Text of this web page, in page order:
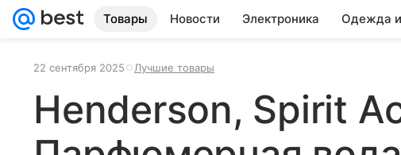
Товары Новости Электроника Одежда
22 сентября 2025 Лучшие товары
Henderson, Spirit